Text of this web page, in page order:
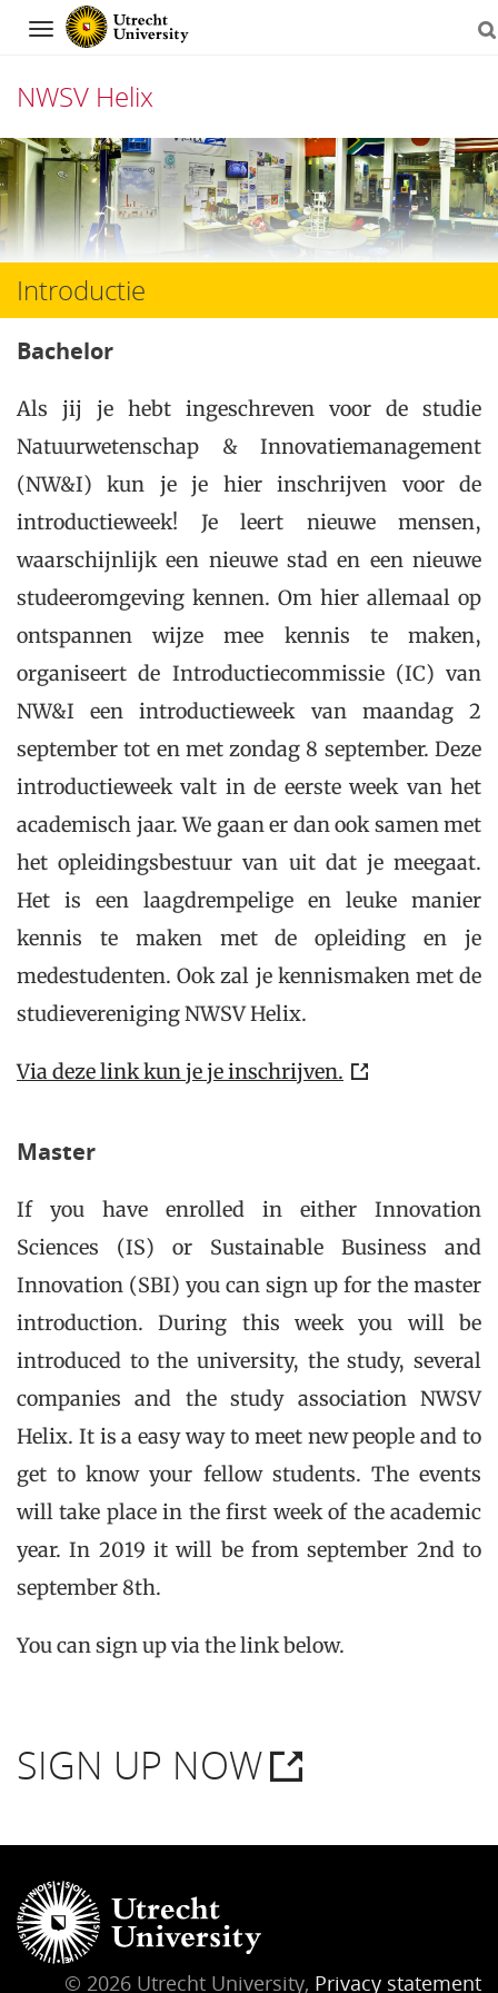
Navigation
NWSV Helix
Skip
to
content
Introductie
Bachelor
Als jij je hebt ingeschreven voor de studie
Natuurwetenschap & Innovatiemanagement
(NW&I) kun je je hier inschrijven voor de
introductieweek! Je leert nieuwe mensen,
waarschijnlijk een nieuwe stad en een nieuwe
studeeromgeving kennen. Om hier allemaal op
ontspannen wijze mee kennis te maken,
organiseert de Introductiecommissie (IC) van
NW&I een introductieweek van maandag 2
september tot en met zondag 8 september. Deze
introductieweek valt in de eerste week van het
academisch jaar. We gaan er dan ook samen met
het opleidingsbestuur van uit dat je meegaat.
Het is een laagdrempelige en leuke manier
kennis te maken met de opleiding en je
medestudenten. Ook zal je kennismaken met de
studievereniging NWSV Helix.
Via deze link kun je je inschrijven.
Master
If you have enrolled in either Innovation
Sciences (IS) or Sustainable Business and
Innovation (SBI) you can sign up for the master
introduction. During this week you will be
introduced to the university, the study, several
companies and the study association NWSV
Helix. It is a easy way to meet new people and to
get to know your fellow students. The events
will take place in the first week of the academic
year. In 2019 it will be from september 2nd to
september 8th.
You can sign up via the link below.
SIGN UP NOW
© 2026 Utrecht University, Privacy statement